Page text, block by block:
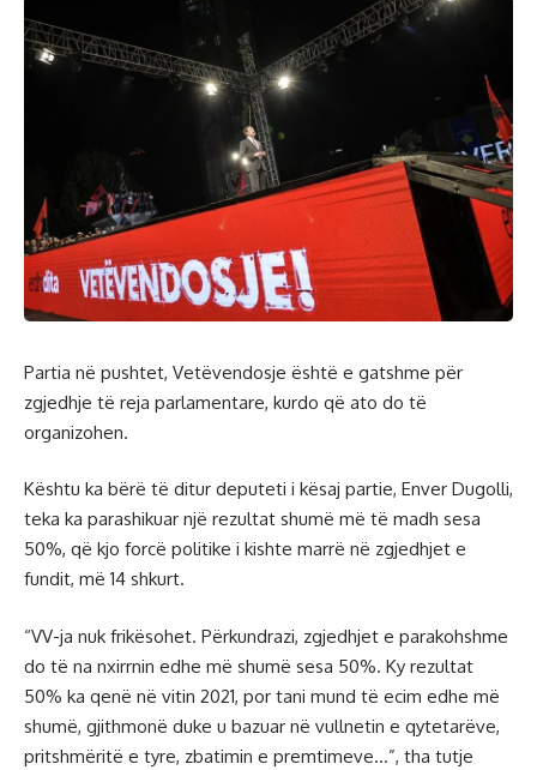
Partia në pushtet, Vetëvendosje është e gatshme për
zgjedhje të reja parlamentare, kurdo që ato do të
organizohen.
Kështu ka bërë të ditur deputeti i kësaj partie, Enver Dugolli,
teka ka parashikuar një rezultat shumë më të madh sesa
50%, që kjo forcë politike i kishte marrë në zgjedhjet e
fundit, më 14 shkurt.
“VV-ja nuk frikësohet. Përkundrazi, zgjedhjet e parakohshme
do të na nxirrnin edhe më shumë sesa 50%. Ky rezultat
50% ka qenë në vitin 2021, por tani mund të ecim edhe më
shumë, gjithmonë duke u bazuar në vullnetin e qytetarëve,
pritshmëritë e tyre, zbatimin e premtimeve…”, tha tutje